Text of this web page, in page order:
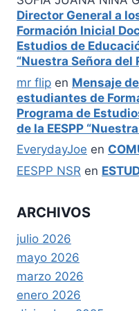
Director General a
Formación Inicial
Estudios de
“Nuestra Señora del
mr flip en Mensaje
estudiantes de
Programa de
de la EESPP
EverydayJoe en
EESPP NSR en
ARCHIVOS
julio 2026
mayo 2026
marzo 2026
enero 2026